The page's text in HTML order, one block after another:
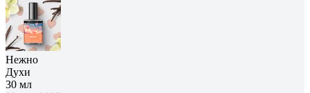
Нежно
Духи
30 мл